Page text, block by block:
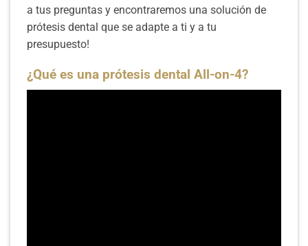
a tus preguntas y encontraremos una solución de
prótesis dental que se adapte a ti y a tu
presupuesto!
¿Qué es una prótesis dental All-on-4?